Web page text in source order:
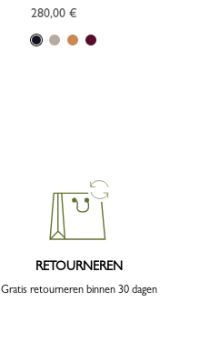
280,00 €
RETOURNEREN
Gratis retourneren binnen 30 dagen